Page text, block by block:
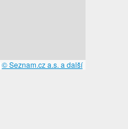
© Seznam.cz a.s. a další